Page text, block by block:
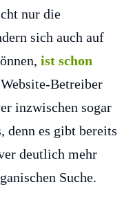
nur die
sich auch auf
ist schon
Betreiber
inzwischen sogar
denn es gibt bereits
deutlich mehr
Suche.